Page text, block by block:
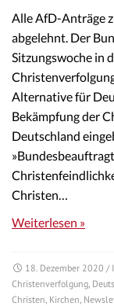
Alle AfD-Anträge
abgelehnt. Der
Sitzungswoche in
Alternative für
Bekämpfung der
Deutschland
Christen…
Weiterlesen »
18. Dezember 2020 /
Christenverfolgung
Christen Kirchen